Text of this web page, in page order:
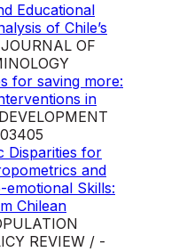
Educational
of Chile’s
OF
for saving more:
in
Disparities for
and
Skills:
Chilean
REVIEW / -